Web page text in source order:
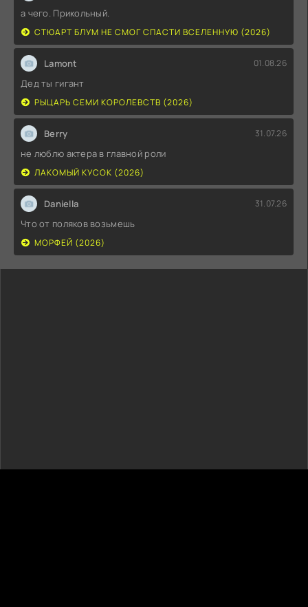
а чего. Прикольный.
СТЮАРТ БЛУМ НЕ СМОГ СПАСТИ ВСЕЛЕННУЮ (2026)
Lamont 01.08.26
Дед ты гигант
РЫЦАРЬ СЕМИ КОРОЛЕВСТВ (2026)
Berry 31.07.26
не люблю актера в главной роли
ЛАКОМЫЙ КУСОК (2026)
Daniella 31.07.26
Что от поляков возьмешь
МОРФЕЙ (2026)